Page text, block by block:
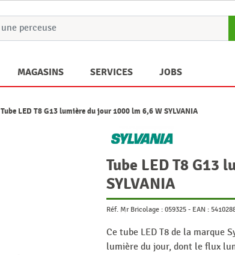
MAGASINS SERVICES JOBS
Tube LED T8 G13 lumière du jour 1000 lm 6,6 W SYLVANIA
Tube LED T8 G13
SYLVANIA
Réf. Mr Bricolage : 059325 - EAN :
Ce tube LED T8 de la marque
lumière du jour, dont le flux